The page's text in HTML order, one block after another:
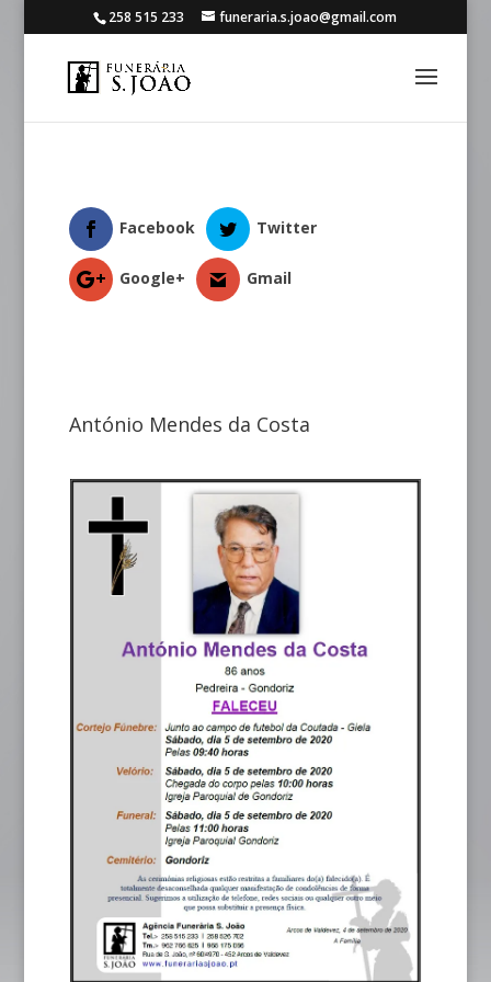
258 515 233 funeraria.s.joao@gmail.com
Facebook Twitter
Google+ Gmail
António Mendes da Costa